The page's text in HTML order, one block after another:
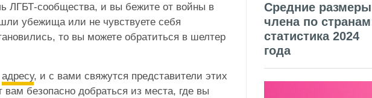
ЛГБТ-сообщества, и вы бежите от войны в
убежища или не чувствуете себя
то вы можете обратиться в шелтер
адресу, и с вами свяжутся представители этих
вам безопасно добраться из места, где вы
Средние размеры
члена по
статистика 2024
года